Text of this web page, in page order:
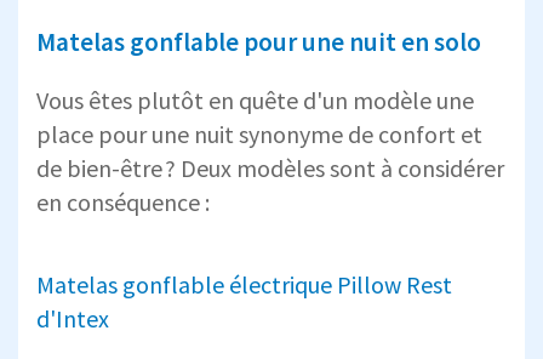
Matelas gonflable pour une nuit en solo
Vous êtes plutôt en quête d'un modèle une
place pour une nuit synonyme de confort et
de bien-être ? Deux modèles sont à considérer
en conséquence :
Matelas gonflable électrique Pillow Rest
d'Intex